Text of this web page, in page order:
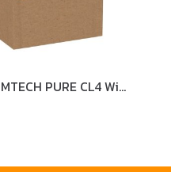
33330 KIMTECH PURE CL4 Wipers